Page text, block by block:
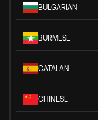
BULGARIAN
BURMESE
CATALAN
CHINESE